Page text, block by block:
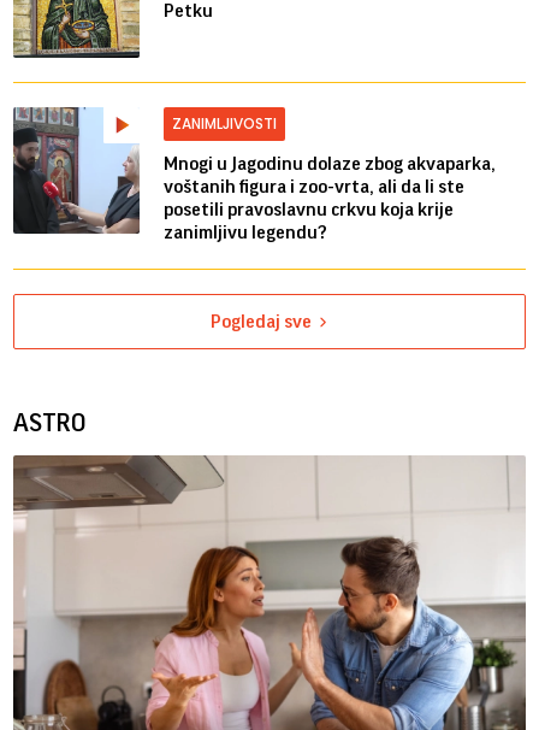
Petku
ZANIMLJIVOSTI
Mnogi u Jagodinu dolaze zbog akvaparka,
voštanih figura i zoo-vrta, ali da li ste
posetili pravoslavnu crkvu koja krije
zanimljivu legendu?
Pogledaj sve
ASTRO